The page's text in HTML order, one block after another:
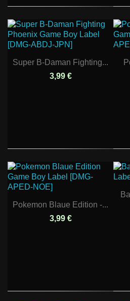
Super B-Daman Fighting...
3,99 €
Pokemon Blaue Edition -...
3,99 €